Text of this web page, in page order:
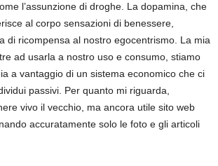
l’assunzione di droghe. La dopamina, che
al corpo sensazioni di benessere,
di ricompensa al nostro egocentrismo. La mia
ad usarla a nostro uso e consumo, stiamo
a vantaggio di un sistema economico che ci
passivi. Per quanto mi riguarda,
vivo il vecchio, ma ancora utile sito web
accuratamente solo le foto e gli articoli